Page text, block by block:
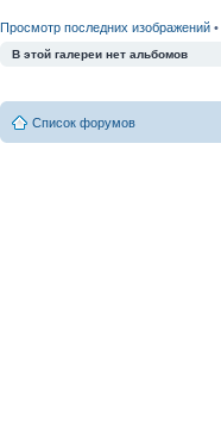
Просмотр последних изображений •
В этой галереи нет альбомов
Список форумов